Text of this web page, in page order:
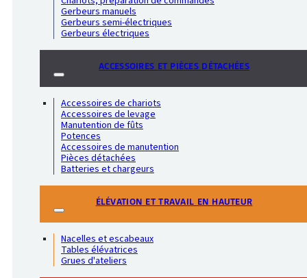
Gerbeurs manuels
Gerbeurs semi-électriques
Gerbeurs électriques
ACCESSOIRES ET PIÈCES DÉTACHÉES
Accessoires de chariots
Accessoires de levage
Manutention de fûts
Potences
Accessoires de manutention
Pièces détachées
Batteries et chargeurs
ÉLÉVATION ET TRAVAIL EN HAUTEUR
Nacelles et escabeaux
Tables élévatrices
Grues d'ateliers